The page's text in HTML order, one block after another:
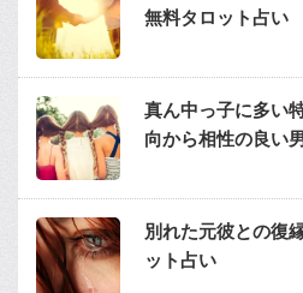
無料タロット占い
真ん中っ子に多い
向から相性の良い
別れた元彼との復
ット占い